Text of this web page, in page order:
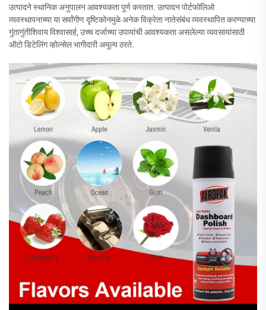
उत्पादने स्थानिक अनुपालन आवश्यकता पूर्ण करतात. उत्पादन पोर्टफोलिओ
व्यवस्थापनाच्या या सर्वांगीण दृष्टिकोनमुळे अनेक विक्रेता नातेसंबंध व्यवस्थापित करण्याच्या
गुंतागुंतीशिवाय विश्वासार्ह, उच्च दर्जाच्या उपायांची आवश्यकता असलेल्या व्यवसायांसाठी
ऑटो डिटेलिंग व्होल्सेल भागीदारी अमूल्य ठरते.